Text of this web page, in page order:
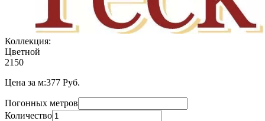
Коллекция:
Цветной
2150
Цена за м:377 Руб.
Погонных метров
Количество